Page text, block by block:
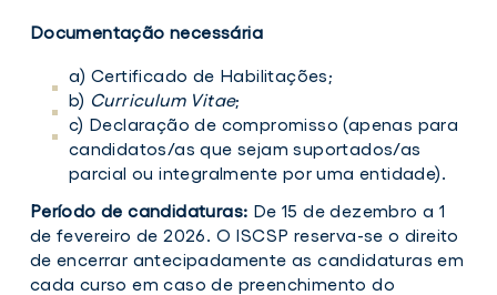
Documentação necessária
a) Certificado de Habilitações;
b) Curriculum Vitae;
c) Declaração de compromisso (apenas para
candidatos/as que sejam suportados/as
parcial ou integralmente por uma entidade).
Período de candidaturas: De 15 de dezembro a 1
de fevereiro de 2026. O ISCSP reserva-se o direito
de encerrar antecipadamente as candidaturas em
cada curso em caso de preenchimento do